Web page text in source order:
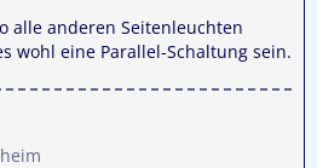
alle anderen Seitenleuchten
wohl eine Parallel-Schaltung sein.